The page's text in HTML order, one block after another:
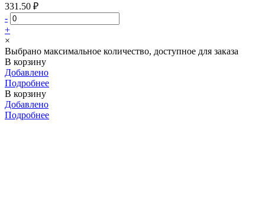
331.50 ₽
-
+
×
Выбрано максимальное количество, доступное для заказа
В корзину
Добавлено
Подробнее
В корзину
Добавлено
Подробнее